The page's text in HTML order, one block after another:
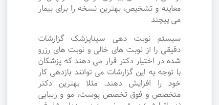
معاینه و تشخیص، بهترین نسخه را برای بیمار
می پیچند
سیستم نوبت دهی سیناپزشک گزارشات
دقیقی را از نوبت های خالی و نوبت های رزرو
شده در اختیار دکتر قرار می دهند که پزشکان
با توجه به این گزارشات می توانند بازدهی کار
خود را افزایش دهند. مثلا بهترین دکتر
متخصص و فوق تخصص پوست، مو و زیبایی